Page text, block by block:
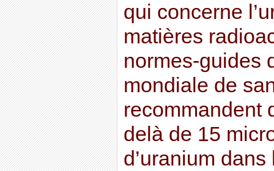
qui concerne
matières
normes-guides
mondiale de
recommandent
delà de 15
d’uranium